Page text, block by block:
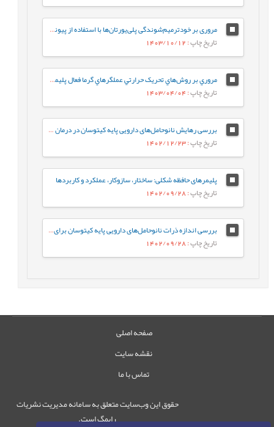
مروری بر خودترمیم‌شوندگی پلی‌یورتان‌ها با استفاده از پیوندهای شیمیایی و فیزیکی پویا
تاریخ چاپ: 1403/10/12
مروري بر روش‌هاي تحريک حرارتي عملگرهاي گرما فعال پليمري تابيده و مارپيچ شده
تاریخ چاپ: 1403/04/04
بررسی رهایش نانوحامل‌های دارویی پایه کیتوسان در درمان تومورهای سرطانی
تاریخ چاپ: 1402/12/23
پلیمرهای حافظه شکلی: ساختار، سازوکار، عملکرد و کاربردها
تاریخ چاپ: 1402/09/28
بررسی اندازه ذرات نانوحامل‌های دارویی پایه کیتوسان برای رهایش داروی ضد تومور 5 فلورواوراسیل
تاریخ چاپ: 1402/09/28
صفحه اصلی
نقشه سایت
تماس با ما
حقوق این وب‌سایت متعلق به سامانه مدیریت نشریات
رایمگ است.